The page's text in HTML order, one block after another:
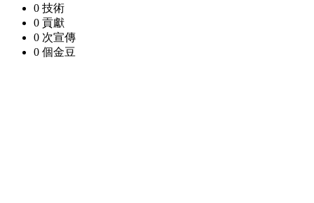
0 技術
0 貢獻
0 次宣傳
0 個金豆